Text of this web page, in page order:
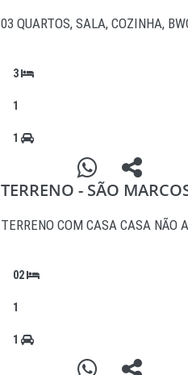
03 QUARTOS, SALA, COZINHA,
3
1
1
TERRENO - SÃO
TERRENO COM CASA CASA NÃO
02
1
1